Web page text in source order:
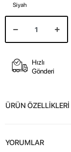
Siyah
Hızlı
Gönderi
ÜRÜN ÖZELLİKLERİ
YORUMLAR